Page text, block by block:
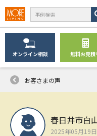
オンライン相談 無料お見積
お客さまの声
春日井市白
2025年05月19日